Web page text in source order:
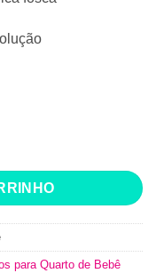
para Quarto de Bebê